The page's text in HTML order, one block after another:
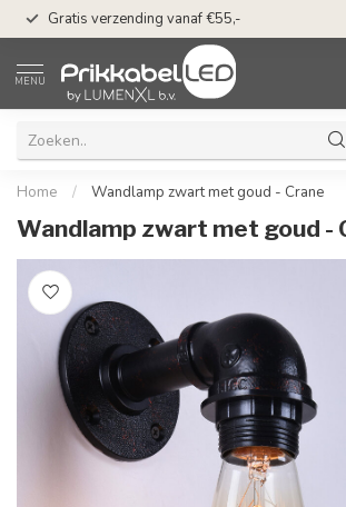
Gratis verzending vanaf €55,-
MENU
Home / Wandlamp zwart met goud - Crane
Wandlamp zwart met goud -